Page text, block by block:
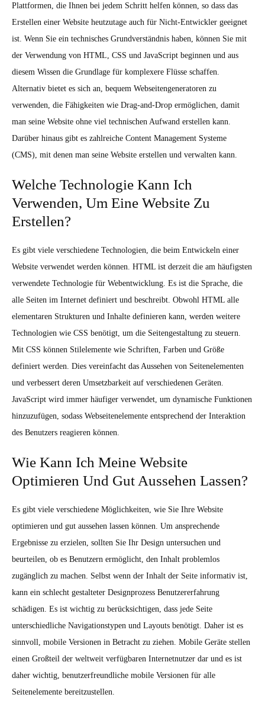
Plattformen, die Ihnen bei jedem Schritt helfen können, so dass das
Erstellen einer Website heutzutage auch für Nicht-Entwickler geeignet
ist. Wenn Sie ein technisches Grundverständnis haben, können Sie mit
der Verwendung von HTML, CSS und JavaScript beginnen und aus
diesem Wissen die Grundlage für komplexere Flüsse schaffen.
Alternativ bietet es sich an, bequem Webseitengeneratoren zu
verwenden, die Fähigkeiten wie Drag-and-Drop ermöglichen, damit
man seine Website ohne viel technischen Aufwand erstellen kann.
Darüber hinaus gibt es zahlreiche Content Management Systeme
(CMS), mit denen man seine Website erstellen und verwalten kann.
Welche Technologie Kann Ich
Verwenden, Um Eine Website Zu
Erstellen?
Es gibt viele verschiedene Technologien, die beim Entwickeln einer
Website verwendet werden können. HTML ist derzeit die am häufigsten
verwendete Technologie für Webentwicklung. Es ist die Sprache, die
alle Seiten im Internet definiert und beschreibt. Obwohl HTML alle
elementaren Strukturen und Inhalte definieren kann, werden weitere
Technologien wie CSS benötigt, um die Seitengestaltung zu steuern.
Mit CSS können Stilelemente wie Schriften, Farben und Größe
definiert werden. Dies vereinfacht das Aussehen von Seitenelementen
und verbessert deren Umsetzbarkeit auf verschiedenen Geräten.
JavaScript wird immer häufiger verwendet, um dynamische Funktionen
hinzuzufügen, sodass Webseitenelemente entsprechend der Interaktion
des Benutzers reagieren können.
Wie Kann Ich Meine Website
Optimieren Und Gut Aussehen Lassen?
Es gibt viele verschiedene Möglichkeiten, wie Sie Ihre Website
optimieren und gut aussehen lassen können. Um ansprechende
Ergebnisse zu erzielen, sollten Sie Ihr Design untersuchen und
beurteilen, ob es Benutzern ermöglicht, den Inhalt problemlos
zugänglich zu machen. Selbst wenn der Inhalt der Seite informativ ist,
kann ein schlecht gestalteter Designprozess Benutzererfahrung
schädigen. Es ist wichtig zu berücksichtigen, dass jede Seite
unterschiedliche Navigationstypen und Layouts benötigt. Daher ist es
sinnvoll, mobile Versionen in Betracht zu ziehen. Mobile Geräte stellen
einen Großteil der weltweit verfügbaren Internetnutzer dar und es ist
daher wichtig, benutzerfreundliche mobile Versionen für alle
Seitenelemente bereitzustellen.